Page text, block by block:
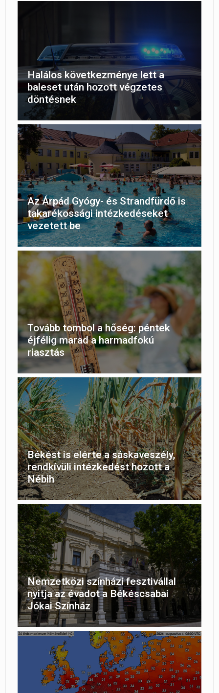
Halálos következménye lett a
baleset után hozott végzetes
döntésnek
Az Árpád Gyógy- és Strandfürdő is
takarékossági intézkedéseket
vezetett be
Tovább tombol a hőség: péntek
éjfélig marad a harmadfokú
riasztás
Békést is elérte a sáskaveszély,
rendkívüli intézkedést hozott a
Nébih
Nemzetközi színházi fesztivállal
nyitja az évadot a Békéscsabai
Jókai Színház